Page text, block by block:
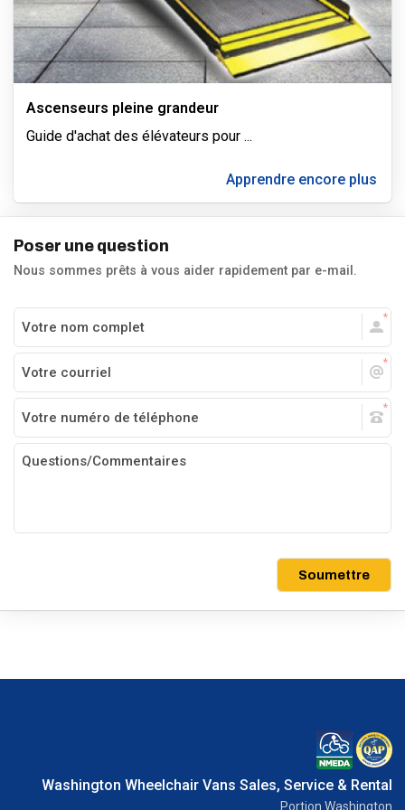
Ascenseurs pleine grandeur
Guide d'achat des élévateurs pour ...
Apprendre encore plus
Poser une question
Nous sommes prêts à vous aider rapidement par e-mail.
Soumettre
Washington Wheelchair Vans Sales, Service & Rental
Portion Washington